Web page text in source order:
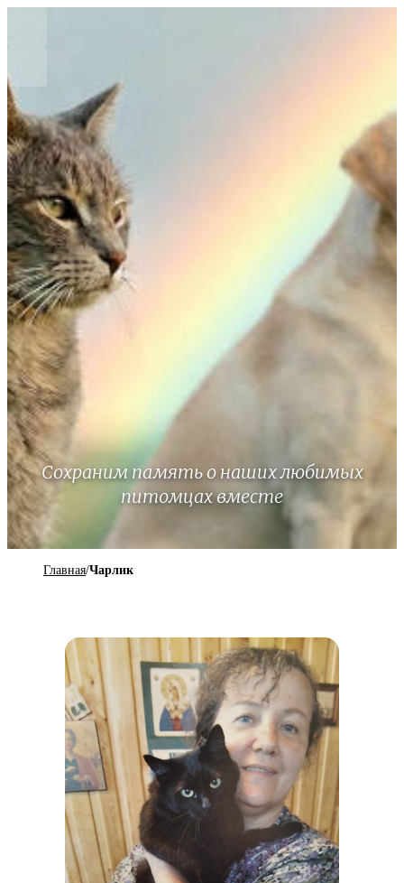
Сохраним память о наших любимых
питомцах вместе
Главная/Чарлик